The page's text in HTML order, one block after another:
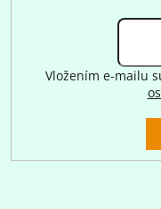
Vložením e-mailu